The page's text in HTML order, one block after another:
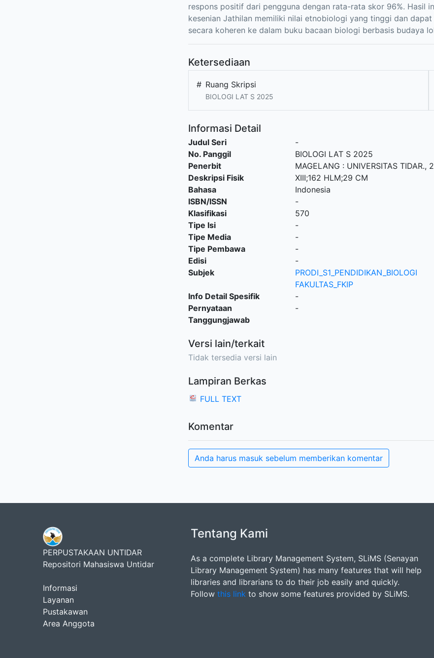
respons positif dari pengguna dengan rata-rata skor 96%. Hasil
kesenian Jathilan memiliki nilai etnobiologi yang tinggi dan
secara koheren ke dalam buku bacaan biologi berbasis budaya
Ketersediaan
# Ruang Skripsi
BIOLOGI LAT S 2025
Informasi Detail
Judul Seri
-
No. Panggil
BIOLOGI LAT S 2025
Penerbit
MAGELANG : UNIVERSITAS TIDAR.,
Deskripsi Fisik
XIII;162 HLM;29 CM
Bahasa
Indonesia
ISBN/ISSN
-
Klasifikasi
570
Tipe Isi
-
Tipe Media
-
Tipe Pembawa
-
Edisi
-
Subjek
PRODI_S1_PENDIDIKAN_BIOLOGI
FAKULTAS_FKIP
Info Detail Spesifik
-
Pernyataan
Tanggungjawab
-
Versi lain/terkait
Tidak tersedia versi lain
Lampiran Berkas
FULL TEXT
Komentar
Anda harus masuk sebelum memberikan komentar
PERPUSTAKAAN UNTIDAR
Repositori Mahasiswa Untidar
Informasi
Layanan
Pustakawan
Area Anggota
Tentang Kami
As a complete Library Management System, SLiMS (Senayan
Library Management System) has many features that will help
libraries and librarians to do their job easily and quickly.
Follow this link to show some features provided by SLiMS.